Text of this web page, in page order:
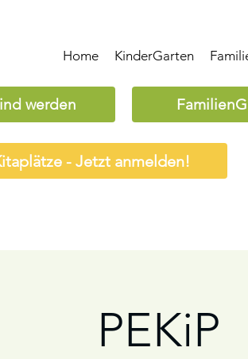
Home KinderGarten
werden
- Jetzt anmelden!
PEKiP